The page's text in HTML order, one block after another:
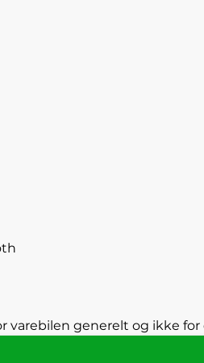
varebilen generelt og ikke